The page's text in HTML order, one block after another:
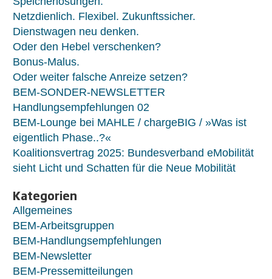
Netzdienlich. Flexibel. Zukunftssicher.
Dienstwagen neu denken.
Oder den Hebel verschenken?
Bonus-Malus.
Oder weiter falsche Anreize setzen?
BEM-SONDER-NEWSLETTER
Handlungsempfehlungen 02
BEM-Lounge bei MAHLE / chargeBIG / »Was ist
eigentlich Phase..?«
Koalitionsvertrag 2025: Bundesverband eMobilität
sieht Licht und Schatten für die Neue Mobilität
Kategorien
Allgemeines
BEM-Arbeitsgruppen
BEM-Handlungsempfehlungen
BEM-Newsletter
BEM-Pressemitteilungen